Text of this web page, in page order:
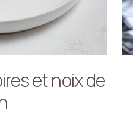
et noix de